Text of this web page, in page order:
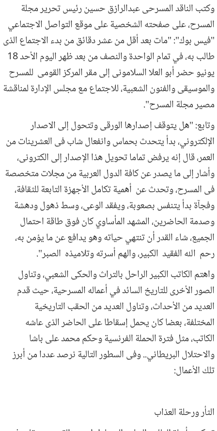
وكتب الناقد المسرحى عبدالرازق حسين رئيس تحرير مجلة
المسرح، على صفحته الشخصية على موقع التواصل الاجتماعي
"فيس بوك": "مات بعد أقل من عشر دقائق من بدء الاجتماع الذى
طالب به، في تمام الواحدة والنصف من بعد ظهر اليوم الأحد 18
يونيو حضر أبو العلا السلامونى إلى مقر المركز القومى للمسرح
والموسيقى والفنون الشعبية، للاجتماع مع مجلس الإدارة لمناقشة
مصير مجلة المسرح".
وتابع: "هل يتوقف إصدارها الورقى وتتحول إلى الاصدار
الإلكتروني، بدأ يتحدث بحماس وانفعال شاب فى العشرينات من
العمر، قال إنه يرفض تماما تحويل هذا الإصدار إلى الكترونى،
وأشار إلى ما يصدر عن كافة الدول العربية من مجلات متخصصة
فى المسرح، وتحدث عن أهمية تكامل الأجهزة التابعة للثقافة،
وفجآة بدأ يتنفس بصعوبة، ويفقد الوعى، وسط ذهول ودهشة
وصدمة الحاضرين، المشهد المأساوي كان فوق طاقة احتمال
الجميع، شاء القدر أن تنتهي حياته وهو يدافع عن ما يؤمن به،
رحم الله الفقيد الكبير، والهم أسرته وتلاميذه الصبر".
واهتم الكاتب الكبير الراحل بالتراث والحكى الشعبي، وتناول
الصور الأخرى للتاريخ السائد في أعماله المسرحية، حيث قدم
العديد من الأحداث، وتناول العديد من الحقب التاريخية
المختلفة، بعضا كان يحمل إسقاطا على الحاضر الذى عاشه
الكاتب، مثل فترة الحملة الفرنسية وحكم محمد على باشا
والاحتلال البريطاني.. وفى السطور التالية نرصد عددا من أبرز
تلك الأعمال:
الثأر ورحلة العذاب